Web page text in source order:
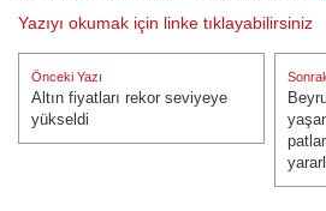
Yazıyı okumak için linke tıklayabilirsiniz
Yazı
gezinmesi
Önceki Yazı
Önceki Yazı:
Altın fiyatları rekor seviyeye
yükseldi